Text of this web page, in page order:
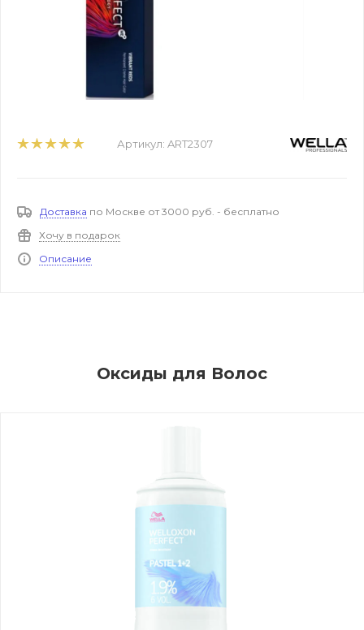
Артикул: ART2307
Доставка по Москве от 3000 руб. - бесплатно
Хочу в подарок
Описание
Оксиды для Волос